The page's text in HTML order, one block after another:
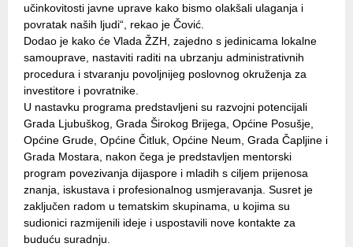
učinkovitosti javne uprave kako bismo olakšali ulaganja i
povratak naših ljudi“, rekao je Čović.
Dodao je kako će Vlada ŽZH, zajedno s jedinicama lokalne
samouprave, nastaviti raditi na ubrzanju administrativnih
procedura i stvaranju povoljnijeg poslovnog okruženja za
investitore i povratnike.
U nastavku programa predstavljeni su razvojni potencijali
Grada Ljubuškog, Grada Širokog Brijega, Općine Posušje,
Općine Grude, Općine Čitluk, Općine Neum, Grada Čapljine i
Grada Mostara, nakon čega je predstavljen mentorski
program povezivanja dijaspore i mladih s ciljem prijenosa
znanja, iskustava i profesionalnog usmjeravanja. Susret je
zaključen radom u tematskim skupinama, u kojima su
sudionici razmijenili ideje i uspostavili nove kontakte za
buduću suradnju.